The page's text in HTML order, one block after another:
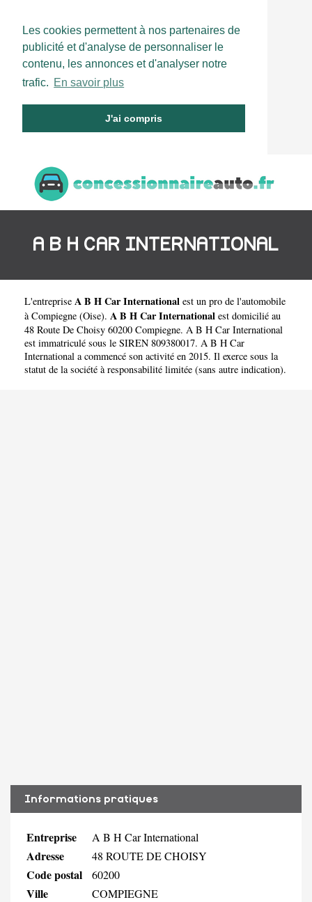
Les cookies permettent à nos partenaires de
publicité et d'analyse de personnaliser le
contenu, les annonces et d'analyser notre
trafic. En savoir plus
J'ai compris
A B H CAR INTERNATIONAL
L'entreprise A B H Car International est un pro de l'automobile
à Compiegne (Oise). A B H Car International est domicilié au
48 Route De Choisy 60200 Compiegne. A B H Car International
est immatriculé sous le SIREN 809380017. A B H Car
International a commencé son activité en 2015. Il exerce sous la
statut de la société à responsabilité limitée (sans autre indication).
Informations pratiques
Entreprise A B H Car International
Adresse 48 ROUTE DE CHOISY
Code postal 60200
Ville COMPIEGNE